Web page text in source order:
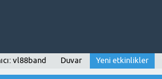
vl88band Duvar Yeni etkinlikler